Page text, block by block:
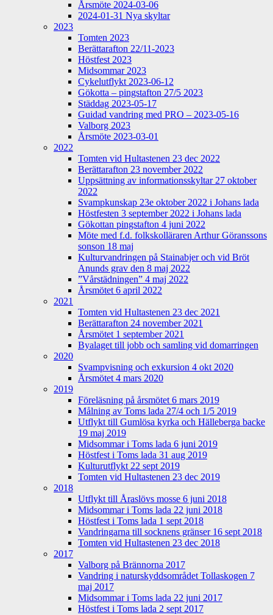
Årsmöte 2024-03-06
2024-01-31 Nya skyltar
2023
Tomten 2023
Berättarafton 22/11-2023
Höstfest 2023
Midsommar 2023
Cykelutflykt 2023-06-12
Gökotta – pingstafton 27/5 2023
Städdag 2023-05-17
Guidad vandring med PRO – 2023-05-16
Valborg 2023
Årsmöte 2023-03-01
2022
Tomten vid Hultastenen 23 dec 2022
Berättarafton 23 november 2022
Uppsättning av informationsskyltar 27 oktober
2022
Svampkunskap 23e oktober 2022 i Johans lada
Höstfesten 3 september 2022 i Johans lada
Gökottan pingstafton 4 juni 2022
Möte med f.d. folkskolläraren Arthur Göranssons
sonson 18 maj
Kulturvandringen på Stainabjer och vid Bröt
Anunds grav den 8 maj 2022
”Vårstädningen” 4 maj 2022
Årsmötet 6 april 2022
2021
Tomten vid Hultastenen 23 dec 2021
Berättarafton 24 november 2021
Årsmötet 1 september 2021
Byalaget till jobb och samling vid domarringen
2020
Svampvisning och exkursion 4 okt 2020
Årsmötet 4 mars 2020
2019
Föreläsning på årsmötet 6 mars 2019
Målning av Toms lada 27/4 och 1/5 2019
Utflykt till Gumlösa kyrka och Hälleberga backe
19 maj 2019
Midsommar i Toms lada 6 juni 2019
Höstfest i Toms lada 31 aug 2019
Kulturutflykt 22 sept 2019
Tomten vid Hultastenen 23 dec 2019
2018
Utflykt till Åraslövs mosse 6 juni 2018
Midsommar i Toms lada 22 juni 2018
Höstfest i Toms lada 1 sept 2018
Vandringarna till socknens gränser 16 sept 2018
Tomten vid Hultastenen 23 dec 2018
2017
Valborg på Brännorna 2017
Vandring i naturskyddsområdet Tollaskogen 7
maj 2017
Midsommar i Toms lada 22 juni 2017
Höstfest i Toms lada 2 sept 2017